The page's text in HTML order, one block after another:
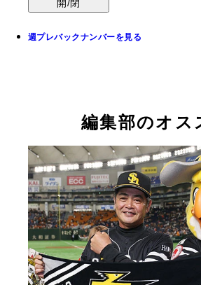
開/閉
週プレバックナンバーを見る
編集部のオス